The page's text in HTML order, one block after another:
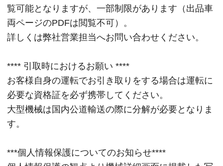
覧可能となりますが、一部制限があります（出品車
両ページのPDFは閲覧不可）。
詳しくは弊社営業担当へお問い合わせください。
**** 引取時におけるお願い ****
お客様自身の運転でお引き取りをする場合は運転に
必要な資格証を必ず携帯してください。
大型機械は国内公道輸送の際に分解が必要となりま
す。
***個人情報保護についてのお知らせ****